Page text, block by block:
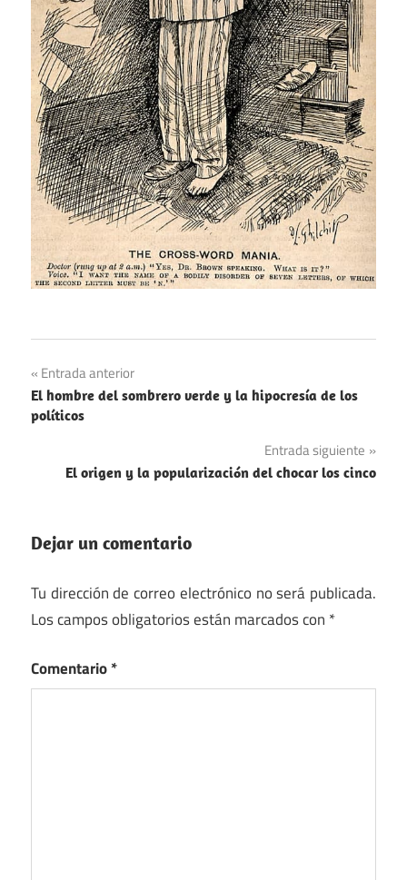
Libros
Medios de
Navegación
de
Entrada anterior
El hombre del sombrero verde y la hipocresía de los
políticos
Entrada siguiente
El origen y la popularización del chocar los cinco
Dejar un comentario
Tu dirección de correo electrónico no será publicada.
Los campos obligatorios están marcados con *
Comentario*